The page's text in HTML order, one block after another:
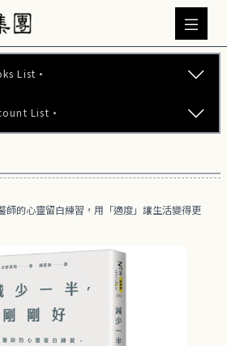
List·
List·
說系列全圖鑑書展
系列全圖鑑書展
師的心靈留白練習，用「適度」讓生活變得更